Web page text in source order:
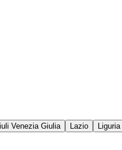
Venezia Giulia Lazio Liguria